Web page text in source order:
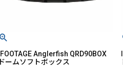
IFOOTAGE Anglerfish QRD90BOX
ドームソフトボックス